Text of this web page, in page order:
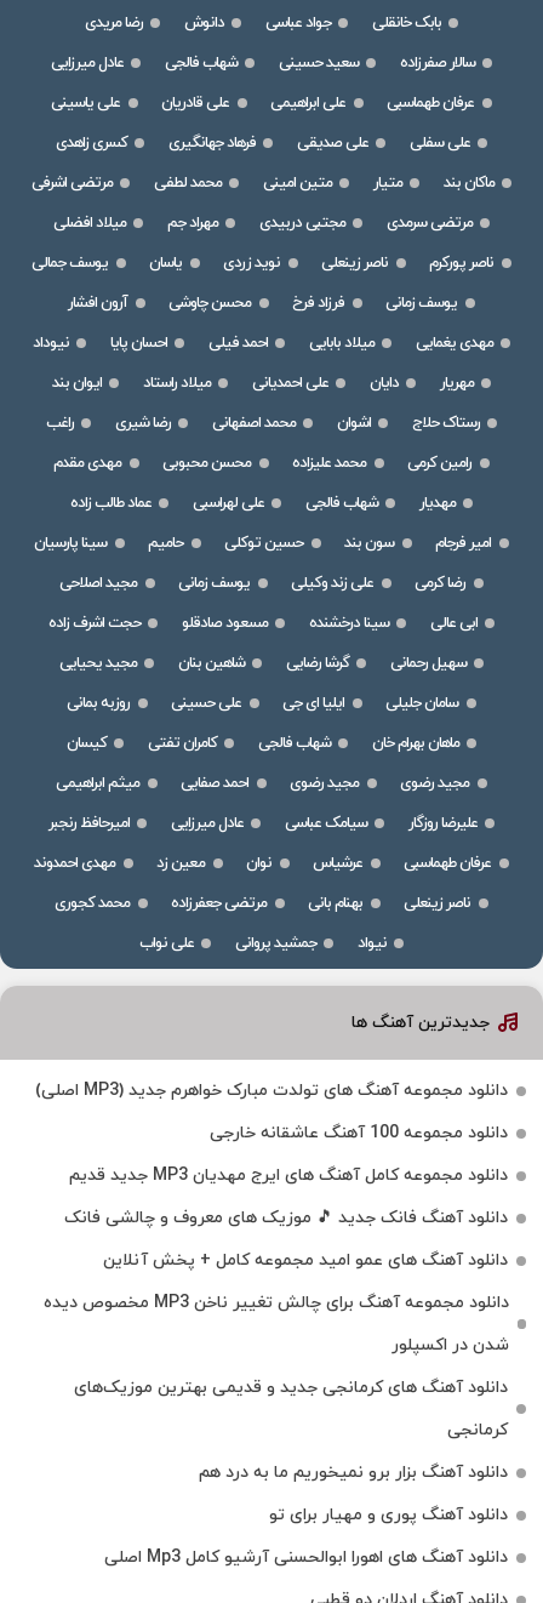
بابک خانقلی
جواد عباسی دانوش
رضا مریدی
سالار صفرزاده
سعید حسینی شهاب فالجی
عادل میرزایی
عرفان طهماسبی
علی ابراهیمی علی قادریان
علی یاسینی
علی سفلی
علی صدیقی فرهاد جهانگیری
کسری زاهدی
ماکان بند
متیار متین امینی محمد لطفی
مرتضی اشرفی
مرتضی سرمدی
مجتبی دربیدی مهراد جم
میلاد افضلی
ناصر پورکرم
ناصر زینعلی نوید زردی یاسان
یوسف جمالی
یوسف زمانی
فرزاد فرخ محسن چاوشی
آرون افشار
مهدی یغمایی
میلاد بابایی احمد فیلی احسان پایا
نیوداد
مهریار
دایان علی احمدیانی میلاد راستاد
ایوان بند
رستاک حلاج
اشوان محمد اصفهانی رضا شیری
راغب
رامین کرمی
محمد علیزاده محسن محبوبی
مهدی مقدم
مهدیار
شهاب فالجی علی لهراسبی
عماد طالب زاده
امیر فرجام
سون بند حسین توکلی حامیم
سینا پارسیان
رضا کرمی
علی زند وکیلی یوسف زمانی
مجید اصلاحی
ابی عالی
سینا درخشنده مسعود صادقلو
حجت اشرف زاده
سهیل رحمانی
گرشا رضایی شاهین بنان
مجید یحیایی
سامان جلیلی
ایلیا ای جی علی حسینی
روزبه بمانی
ماهان بهرام خان
شهاب فالجی کامران تفتی
کیسان
مجید رضوی
مجید رضوی احمد صفایی
میثم ابراهیمی
علیرضا روزگار
سیامک عباسی عادل میرزایی
امیرحافظ رنجبر
عرفان طهماسبی
عرشیاس نوان معین زد
مهدی احمدوند
ناصر زینعلی
بهنام بانی مرتضی جعفرزاده
محمد کجوری
نیواد
جمشید پروانی علی نواب
جدیدترین آهنگ ها
دانلود مجموعه آهنگ های تولدت مبارک خواهرم جدید (MP3 اصلی)
دانلود مجموعه 100 آهنگ عاشقانه خارجی
دانلود مجموعه کامل آهنگ های ایرج مهدیان MP3 جدید قدیم
دانلود آهنگ فانک جدید 🎵 موزیک‌ های معروف و چالشی فانک
دانلود آهنگ های عمو امید مجموعه کامل + پخش آنلاین
دانلود مجموعه آهنگ برای چالش تغییر ناخن MP3 مخصوص دیده
شدن در اکسپلور
دانلود آهنگ‌ های کرمانجی جدید و قدیمی بهترین موزیک‌های
کرمانجی
دانلود آهنگ بزار برو نمیخوریم ما به درد هم
دانلود آهنگ پوری و مهیار برای تو
دانلود آهنگ های اهورا ابوالحسنی آرشیو کامل Mp3 اصلی